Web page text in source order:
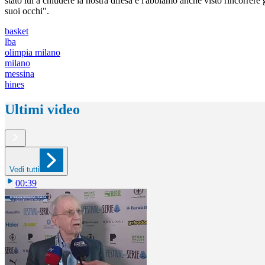
suoi occhi".
basket
lba
olimpia milano
milano
messina
hines
Ultimi video
Vedi tutti
00:39